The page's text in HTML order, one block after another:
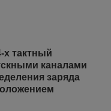
тактный
каналами
заряда